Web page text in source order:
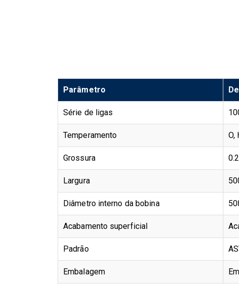
Parâmetro
Série de ligas
Temperamento O,
Grossura
Largura
Diâmetro interno da bobina
Acabamento superficial
Padrão
Embalagem